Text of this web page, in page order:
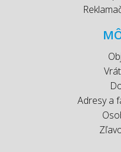
Adresy a